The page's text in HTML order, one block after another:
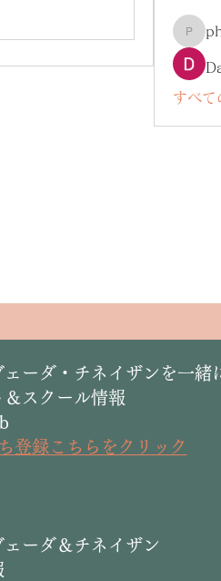
すべて
ェーダ・チネイザンを一緒
＆スクール情報
登録こちらをクリック
ェーダ＆チネイザン